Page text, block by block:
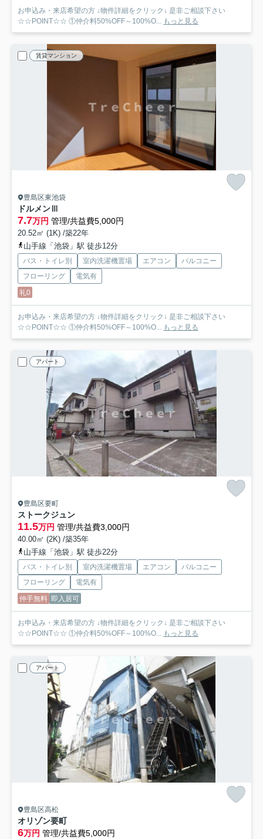
お申込み・来店希望の方 ↓物件詳細をクリック↓ 是非ご相談下さい
☆☆POINT☆☆ ①仲介料50%OFF～100%O...
もっと見る
賃貸マンション
豊島区東池袋
ドルメンⅢ
7.7万円 管理/共益費5,000円
20.52㎡ (1K) /築22年
山手線「池袋」駅 徒歩12分
バス・トイレ別 室内洗濯機置場 エアコン
バルコニー
フローリング
電気有
礼0
お申込み・来店希望の方 ↓物件詳細をクリック↓ 是非ご相談下さい
☆☆POINT☆☆ ①仲介料50%OFF～100%O...
もっと見る
アパート
豊島区要町
ストークジュン
11.5万円 管理/共益費3,000円
40.00㎡ (2K) /築35年
山手線「池袋」駅 徒歩22分
バス・トイレ別 室内洗濯機置場 エアコン
バルコニー
フローリング
電気有
仲手無料 即入居可
お申込み・来店希望の方 ↓物件詳細をクリック↓ 是非ご相談下さい
☆☆POINT☆☆ ①仲介料50%OFF～100%O...
もっと見る
アパート
豊島区高松
オリゾン要町
6万円 管理/共益費5,000円